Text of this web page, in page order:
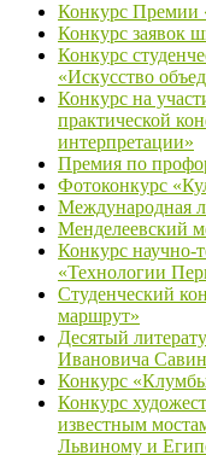
Конкурс Премии
Конкурс заявок
Конкурс
«Искусство
Конкурс на
практической
интерпретации»
Премия по
Фотоконкурс
Международная
Менделеевский
Конкурс научно-
«Технологии
Студенческий
маршрут»
Десятый
Ивановича
Конкурс
Конкурс
известным
Львиному и